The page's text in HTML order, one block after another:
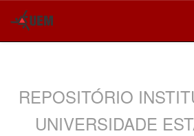
REPOSITÓRIO
UNIVERSIDADE